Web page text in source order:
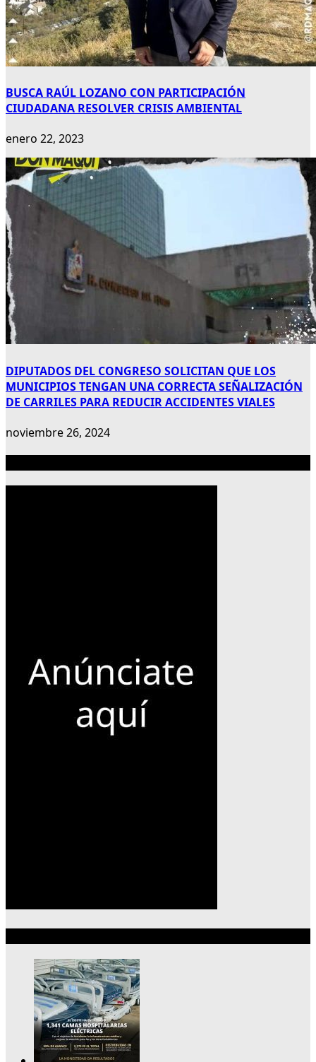
BUSCA RAÚL LOZANO CON PARTICIPACIÓN
CIUDADANA RESOLVER CRISIS AMBIENTAL
enero 22, 2023
DIPUTADOS DEL CONGRESO SOLICITAN QUE LOS
MUNICIPIOS TENGAN UNA CORRECTA SEÑALIZACIÓN
DE CARRILES PARA REDUCIR ACCIDENTES VIALES
noviembre 26, 2024